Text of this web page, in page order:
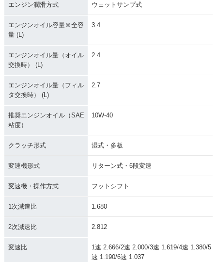
エンジン潤滑方式 ウェットサンプ式
エンジンオイル容量※全容
量 (L)
3.4
エンジンオイル量（オイル
交換時） (L)
2.4
エンジンオイル量（フィル
タ交換時） (L)
2.7
推奨エンジンオイル（SAE
粘度）
10W-40
クラッチ形式 湿式・多板
変速機形式 リターン式・6段変速
変速機・操作方式 フットシフト
1次減速比 1.680
2次減速比 2.812
変速比
1速 2.666/2速 2.000/3速 1.619/4速 1.380/5
速 1.190/6速 1.037